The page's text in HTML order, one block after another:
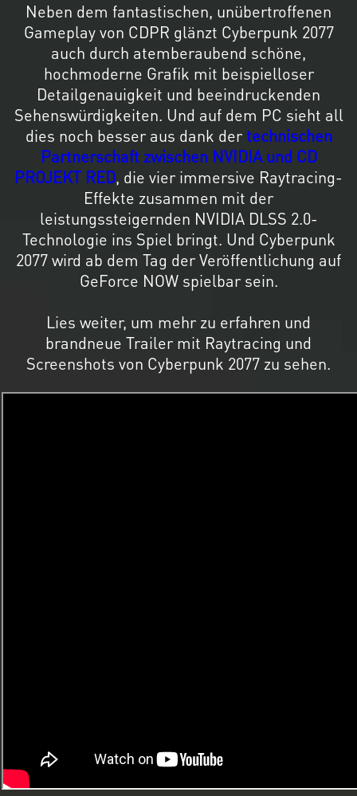
Neben dem fantastischen, unübertroffenen
Gameplay von CDPR glänzt Cyberpunk 2077
auch durch atemberaubend schöne,
hochmoderne Grafik mit beispielloser
Detailgenauigkeit und beeindruckenden
Sehenswürdigkeiten. Und auf dem PC sieht all
dies noch besser aus dank dertechnischen
Partnerschaft zwischen NVIDIA und CD
PROJEKT RED, die vier immersive Raytracing-
Effekte zusammen mit der
leistungssteigernden NVIDIA DLSS 2.0-
Technologie ins Spiel bringt. Und Cyberpunk
2077 wird ab dem Tag der Veröffentlichung auf
GeForce NOW spielbar sein.
Lies weiter, um mehr zu erfahren und
brandneue Trailer mit Raytracing und
Screenshots von Cyberpunk 2077 zu sehen.